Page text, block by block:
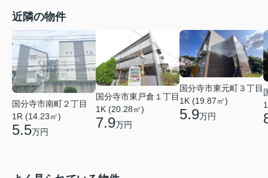
近隣の物件
国分寺市南町２丁目
1R (14.23㎡)
5.5万円
国分寺市東戸倉１丁目
1K (20.28㎡)
7.9万円
国分寺市東元町３丁目
1K (19.87㎡)
5.9万円